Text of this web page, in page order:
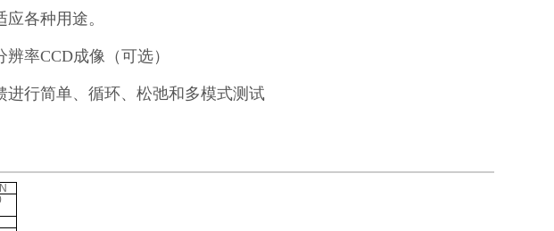
各种用途。
率CCD成像（可选）
行简单、循环、松弛和多模式测试